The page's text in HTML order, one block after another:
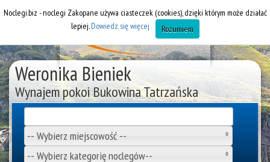
Weronika Bieniek
Wynajem pokoi Bukowina Tatrzańska
-- Wybierz miejscowość --
-- Wybierz kategorię noclegów--
Noclegi.biz - noclegi Zakopane używa ciasteczek (cookies), dzięki którym może działać
lepiej.Dowiedz się więcej Rozumiem